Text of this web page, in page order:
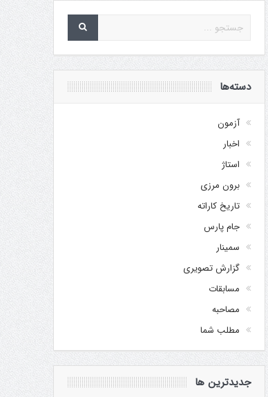
دسته‌ها
آزمون
اخبار
استاژ
برون مرزی
تاریخ کاراته
جام پارس
سمینار
گزارش تصویری
مسابقات
مصاحبه
مطلب شما
جدیدترین ها